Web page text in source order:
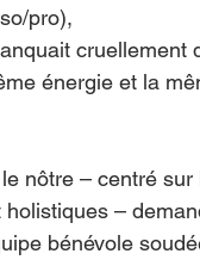
pro),
énergie et la
nôtre – centré
–
bénévole